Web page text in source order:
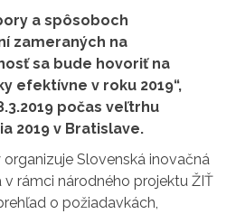
a spôsoboch
zameraných na
sa bude hovoriť na
efektívne v roku 2019“,
počas veľtrhu
2019 v Bratislave.
Slovenská inovačná
rámci národného projektu ŽIŤ
o požiadavkách,